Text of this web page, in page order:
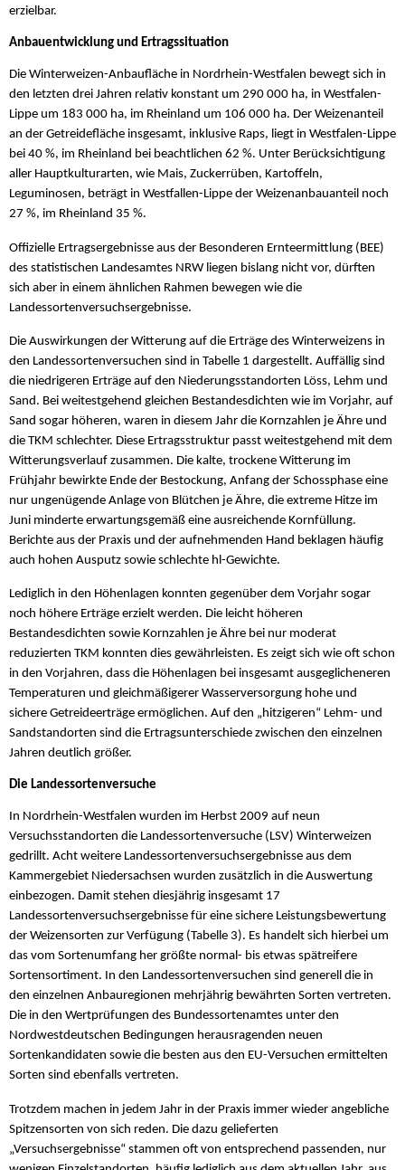
erzielbar.
Anbauentwicklung und Ertragssituation
Die Winterweizen-Anbaufläche in Nordrhein-Westfalen bewegt sich in
den letzten drei Jahren relativ konstant um 290 000 ha, in Westfalen-
Lippe um 183 000 ha, im Rheinland um 106 000 ha. Der Weizenanteil
an der Getreidefläche insgesamt, inklusive Raps, liegt in Westfalen-Lippe
bei 40 %, im Rheinland bei beachtlichen 62 %. Unter Berücksichtigung
aller Hauptkulturarten, wie Mais, Zuckerrüben, Kartoffeln,
Leguminosen, beträgt in Westfallen-Lippe der Weizenanbauanteil noch
27 %, im Rheinland 35 %.
Offizielle Ertragsergebnisse aus der Besonderen Ernteermittlung (BEE)
des statistischen Landesamtes NRW liegen bislang nicht vor, dürften
sich aber in einem ähnlichen Rahmen bewegen wie die
Landessortenversuchsergebnisse.
Die Auswirkungen der Witterung auf die Erträge des Winterweizens in
den Landessortenversuchen sind in Tabelle 1 dargestellt. Auffällig sind
die niedrigeren Erträge auf den Niederungsstandorten Löss, Lehm und
Sand. Bei weitestgehend gleichen Bestandesdichten wie im Vorjahr, auf
Sand sogar höheren, waren in diesem Jahr die Kornzahlen je Ähre und
die TKM schlechter. Diese Ertragsstruktur passt weitestgehend mit dem
Witterungsverlauf zusammen. Die kalte, trockene Witterung im
Frühjahr bewirkte Ende der Bestockung, Anfang der Schossphase eine
nur ungenügende Anlage von Blütchen je Ähre, die extreme Hitze im
Juni minderte erwartungsgemäß eine ausreichende Kornfüllung.
Berichte aus der Praxis und der aufnehmenden Hand beklagen häufig
auch hohen Ausputz sowie schlechte hl-Gewichte.
Lediglich in den Höhenlagen konnten gegenüber dem Vorjahr sogar
noch höhere Erträge erzielt werden. Die leicht höheren
Bestandesdichten sowie Kornzahlen je Ähre bei nur moderat
reduzierten TKM konnten dies gewährleisten. Es zeigt sich wie oft schon
in den Vorjahren, dass die Höhenlagen bei insgesamt ausgeglicheneren
Temperaturen und gleichmäßigerer Wasserversorgung hohe und
sichere Getreideerträge ermöglichen. Auf den „hitzigeren“ Lehm- und
Sandstandorten sind die Ertragsunterschiede zwischen den einzelnen
Jahren deutlich größer.
Die Landessortenversuche
In Nordrhein-Westfalen wurden im Herbst 2009 auf neun
Versuchsstandorten die Landessortenversuche (LSV) Winterweizen
gedrillt. Acht weitere Landessortenversuchsergebnisse aus dem
Kammergebiet Niedersachsen wurden zusätzlich in die Auswertung
einbezogen. Damit stehen diesjährig insgesamt 17
Landessortenversuchsergebnisse für eine sichere Leistungsbewertung
der Weizensorten zur Verfügung (Tabelle 3). Es handelt sich hierbei um
das vom Sortenumfang her größte normal- bis etwas spätreifere
Sortensortiment. In den Landessortenversuchen sind generell die in
den einzelnen Anbauregionen mehrjährig bewährten Sorten vertreten.
Die in den Wertprüfungen des Bundessortenamtes unter den
Nordwestdeutschen Bedingungen herausragenden neuen
Sortenkandidaten sowie die besten aus den EU-Versuchen ermittelten
Sorten sind ebenfalls vertreten.
Trotzdem machen in jedem Jahr in der Praxis immer wieder angebliche
Spitzensorten von sich reden. Die dazu gelieferten
„Versuchsergebnisse“ stammen oft von entsprechend passenden, nur